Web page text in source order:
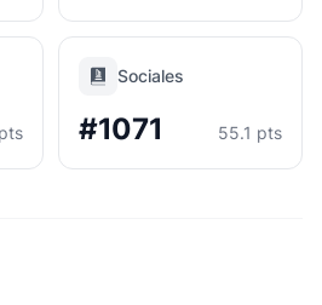
Sociales
#1071 55.1 pts